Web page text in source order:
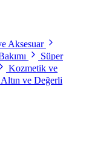
Aksesuar
Süper
Kozmetik ve
Altın ve Değerli